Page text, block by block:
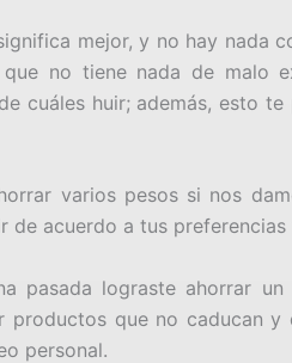
mejor, y no hay nada
no tiene nada de malo
cuáles huir; además, esto
varios pesos si nos
de acuerdo a tus preferencias
pasada lograste ahorrar
que no caducan y
personal.